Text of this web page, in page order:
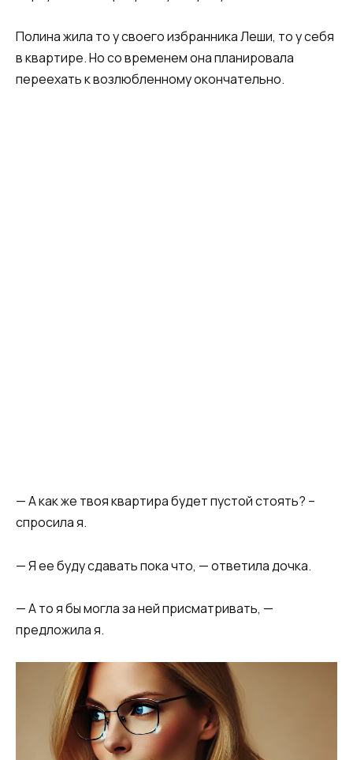
Полина жила то у своего избранника Леши, то у себя
в квартире. Но со временем она планировала
переехать к возлюбленному окончательно.
— А как же твоя квартира будет пустой стоять? –
спросила я.
— Я ее буду сдавать пока что, — ответила дочка.
— А то я бы могла за ней присматривать, —
предложила я.